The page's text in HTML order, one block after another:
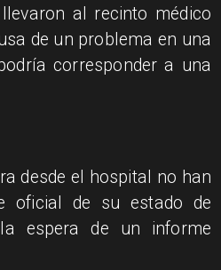
al recinto médico
de un problema en una
corresponder a una
desde el hospital no han
oficial de su estado de
espera de un informe